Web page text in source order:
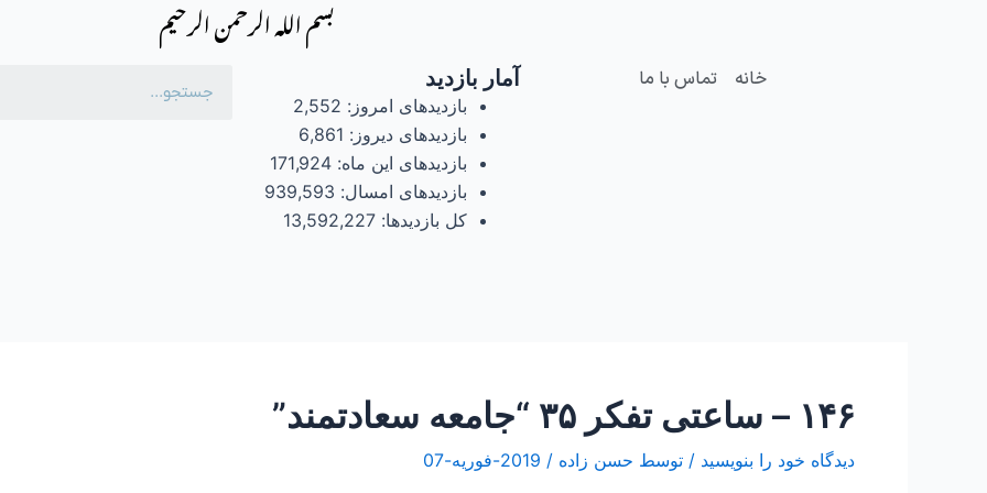
بسم الله الرحمن الرحیم
خانه تماس با ما آمار بازدید
بازدیدهای امروز: 2,552
بازدیدهای دیروز: 6,861
بازدیدهای این ماه:171,924
بازدیدهای امسال: 939,593
کل بازدیدها:13,592,227
۱۴۶ – ساعتی تفکر ۳۵ “جامعه سعادتمند”
دیدگاه‌ خود را بنویسید / توسط حسن زاده / 2019-فوریه-07